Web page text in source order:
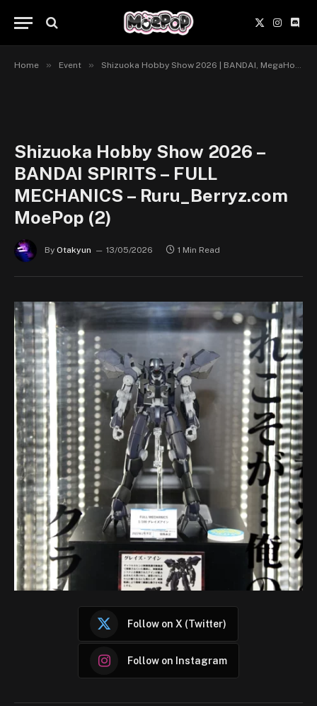
X
(Twitter)
Home » Event » Shizuoka Hobby Show 2026 | BANDAI, MegaHouse, X-Plus & Square Enix
Shizuoka Hobby Show 2026 –
BANDAI SPIRITS – FULL
MECHANICS – Ruru_Berryz.com
MoePop (2)
By Otakyun 13/05/2026 1 Min Read
Follow on X (Twitter)
Follow on Instagram